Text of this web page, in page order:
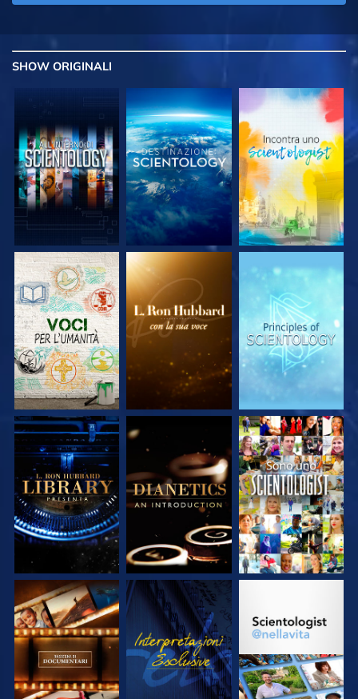
SHOW ORIGINALI
ESPLORA LE
SERIE
ESPLORA LE
SERIE
ESPLORA LE
SERIE
ESPLORA LE
SERIE
ESPLORA LE
SERIE
GUARDA
ESPLORA LE
SERIE
GUARDA
ESPLORA LE